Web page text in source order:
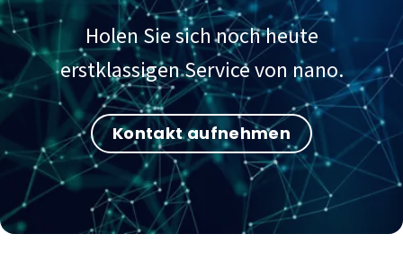
Holen Sie sich noch heute
erstklassigen Service von nano.
Kontakt aufnehmen